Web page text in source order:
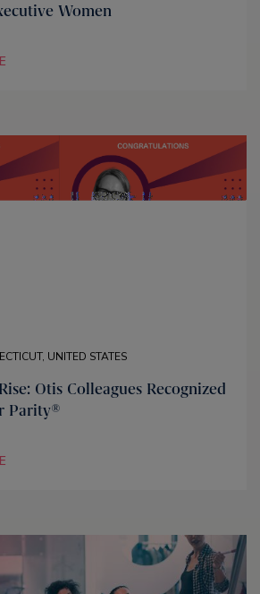
Women
UNITED STATES
Otis Colleagues Recognized
Parity®